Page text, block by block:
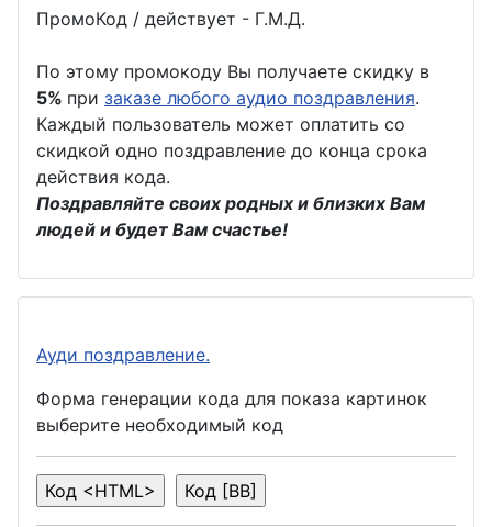
ПромоКод / действует - Г.М.Д.
По этому промокоду Вы получаете скидку в
5% при заказе любого аудио поздравления.
Каждый пользователь может оплатить со
скидкой одно поздравление до конца срока
действия кода.
Поздравляйте своих родных и близких Вам
людей и будет Вам счастье!
Ауди поздравление.
Форма генерации кода для показа картинок
выберите необходимый код